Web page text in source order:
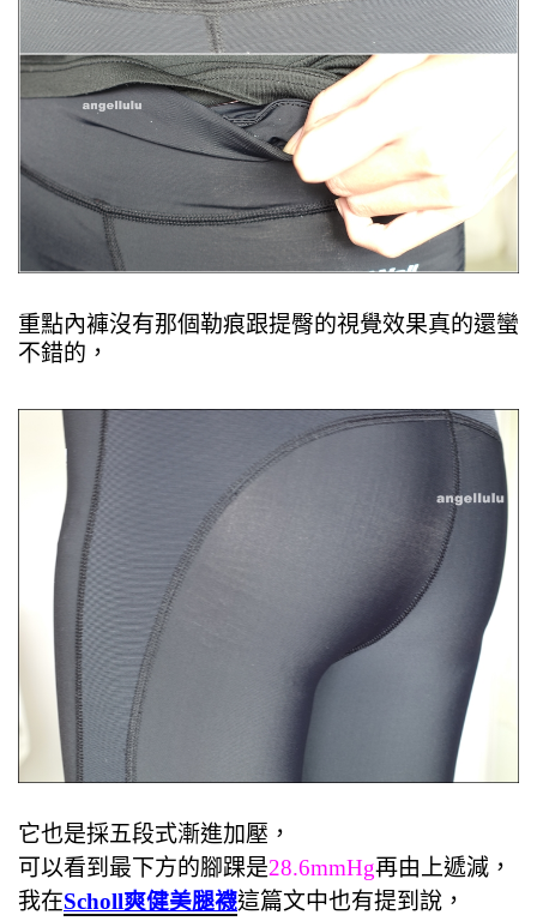
重點內褲沒有那個勒痕跟提臀的視覺效果真的還蠻
不錯的，
它也是採五段式漸進加壓，
可以看到最下方的腳踝是28.6mmHg再由上遞減，
我在Scholl爽健美腿襪這篇文中也有提到說，